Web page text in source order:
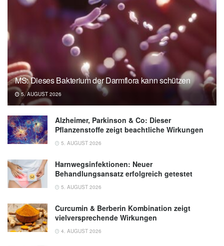
MS: Dieses Bakterium der Darmflora kann schützen
5. AUGUST 2026
Alzheimer, Parkinson & Co: Dieser
Pflanzenstoffe zeigt beachtliche Wirkungen
5. AUGUST 2026
Harnwegsinfektionen: Neuer
Behandlungsansatz erfolgreich getestet
5. AUGUST 2026
Curcumin & Berberin Kombination zeigt
vielversprechende Wirkungen
4. AUGUST 2026